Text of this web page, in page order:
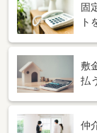
固
ト
敷
払
仲